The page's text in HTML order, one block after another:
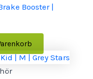
Booster |